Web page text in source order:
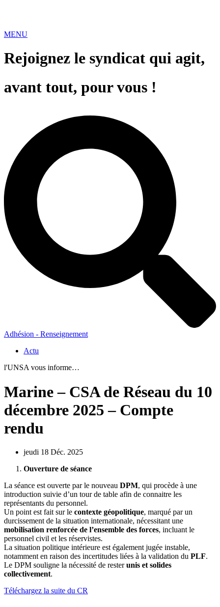
MENU
Rejoignez le syndicat qui agit,
avant tout, pour vous !
Adhésion - Renseignement
Actu
l'UNSA vous informe…
Marine – CSA de Réseau du 10
décembre 2025 – Compte
rendu
jeudi 18 Déc. 2025
Ouverture de séance
La séance est ouverte par le nouveau DPM, qui procède à une
introduction suivie d’un tour de table afin de connaitre les
représentants du personnel.
Un point est fait sur le contexte géopolitique, marqué par un
durcissement de la situation internationale, nécessitant une
mobilisation renforcée de l’ensemble des forces, incluant le
personnel civil et les réservistes.
La situation politique intérieure est également jugée instable,
notamment en raison des incertitudes liées à la validation du PLF.
Le DPM souligne la nécessité de resterunis et solides
collectivement.
Téléchargez la suite du CR